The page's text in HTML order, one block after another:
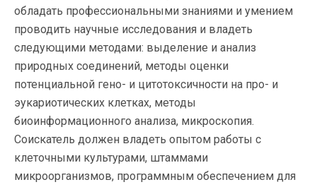
обладать профессиональными знаниями и умением
проводить научные исследования и владеть
следующими методами: выделение и анализ
природных соединений, методы оценки
потенциальной гено- и цитотоксичности на про- и
эукариотических клетках, методы
биоинформационного анализа, микроскопия.
Соискатель должен владеть опытом работы с
клеточными культурами, штаммами
микроорганизмов, программным обеспечением для